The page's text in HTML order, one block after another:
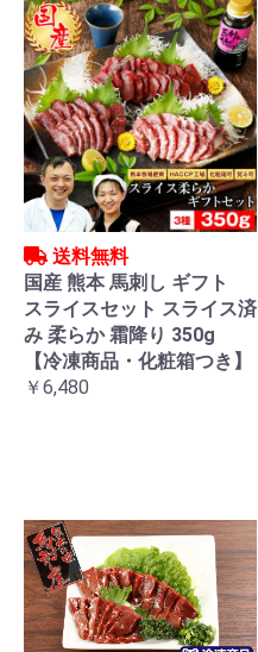
送料無料
国産 熊本 馬刺し ギフト
スライスセット スライス済
み 柔らか 霜降り 350g
【冷凍商品・化粧箱つき】
￥6,480